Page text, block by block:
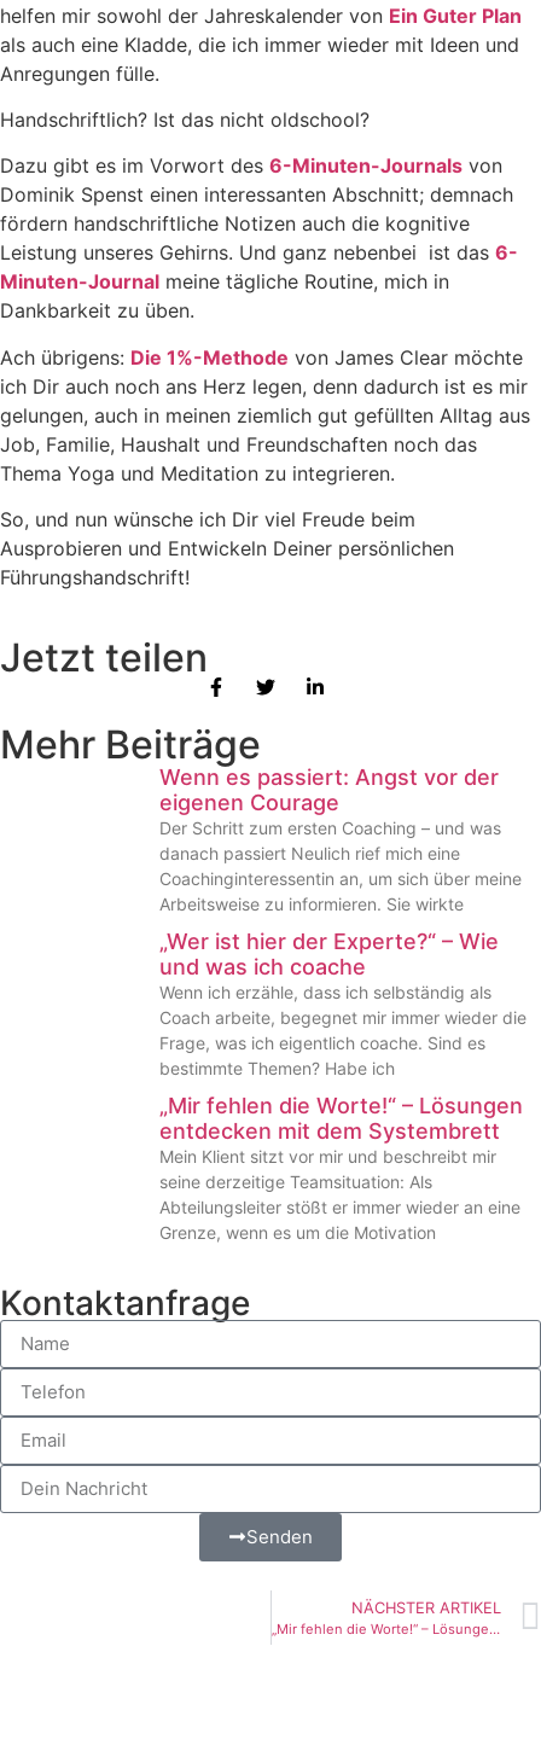
helfen mir sowohl der Jahreskalender von Ein Guter Plan
als auch eine Kladde, die ich immer wieder mit Ideen und
Anregungen fülle.
Handschriftlich? Ist das nicht oldschool?
Dazu gibt es im Vorwort des 6-Minuten-Journals von
Dominik Spenst einen interessanten Abschnitt; demnach
fördern handschriftliche Notizen auch die kognitive
Leistung unseres Gehirns. Und ganz nebenbei ist das 6-
Minuten-Journal meine tägliche Routine, mich in
Dankbarkeit zu üben.
Ach übrigens: Die 1%-Methode von James Clear möchte
ich Dir auch noch ans Herz legen, denn dadurch ist es mir
gelungen, auch in meinen ziemlich gut gefüllten Alltag aus
Job, Familie, Haushalt und Freundschaften noch das
Thema Yoga und Meditation zu integrieren.
So, und nun wünsche ich Dir viel Freude beim
Ausprobieren und Entwickeln Deiner persönlichen
Führungshandschrift!
Jetzt teilen
Mehr Beiträge
Wenn es passiert: Angst vor der
eigenen Courage
Der Schritt zum ersten Coaching – und was
danach passiert Neulich rief mich eine
Coachinginteressentin an, um sich über meine
Arbeitsweise zu informieren. Sie wirkte
„Wer ist hier der Experte?“ – Wie
und was ich coache
Wenn ich erzähle, dass ich selbständig als
Coach arbeite, begegnet mir immer wieder die
Frage, was ich eigentlich coache. Sind es
bestimmte Themen? Habe ich
„Mir fehlen die Worte!“ – Lösungen
entdecken mit dem Systembrett
Mein Klient sitzt vor mir und beschreibt mir
seine derzeitige Teamsituation: Als
Abteilungsleiter stößt er immer wieder an eine
Grenze, wenn es um die Motivation
Kontaktanfrage
Senden
NÄCHSTER ARTIKEL
„Mir fehlen die Worte!“ – Lösungen entdecken mit dem Systembrett